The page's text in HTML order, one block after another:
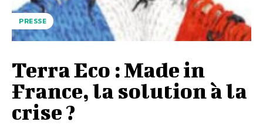
PRESSE
Terra Eco : Made in
France, la solution à la
crise ?